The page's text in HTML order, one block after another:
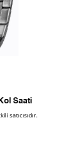
Saati
satıcısıdır.